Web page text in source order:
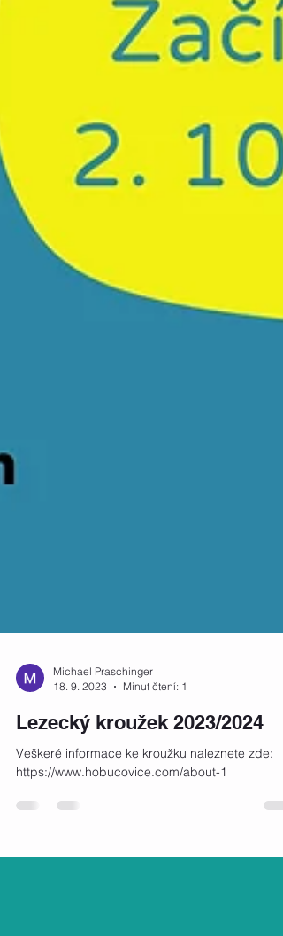
Michael Praschinger
18. 9. 2023
Minut čtení: 1
Lezecký kroužek 2023/2024
https://www.hobucovice.com/about-1